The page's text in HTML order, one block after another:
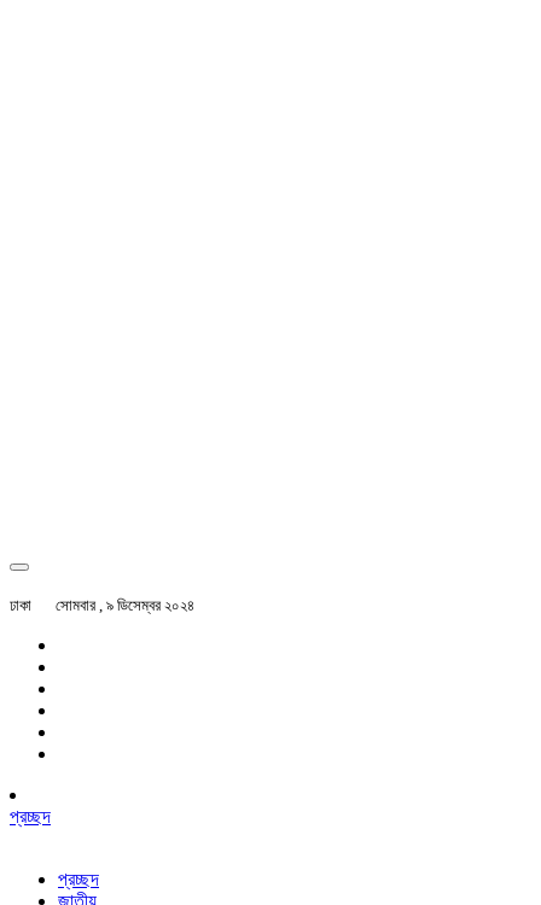
ঢাকা সোমবার , ৯ ডিসেম্বর ২০২৪
প্রচ্ছদ
প্রচ্ছদ
জাতীয়